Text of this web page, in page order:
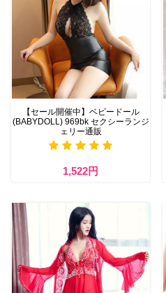
【セール開催中】ベビードール
(BABYDOLL) 969bk セクシーランジ
ェリー通販
1,522円